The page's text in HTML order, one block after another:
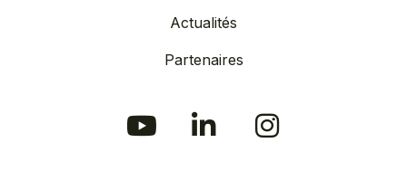
Actualités
Partenaires